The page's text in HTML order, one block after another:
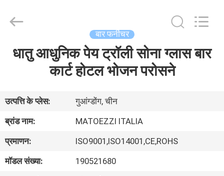
होम
वीडियो
वीआर
दिखाएँ
Furniture
Reserved.
बार फर्नीचर
धातु आधुनिक पेय ट्रॉली सोना ग्लास बार
कार्ट होटल भोजन परोसने
उत्पत्ति के प्लेस:
गुआंग्डोंग, चीन
ब्रांड नाम:
MATOEZZI ITALIA
प्रमाणन:
ISO9001,ISO14001,CE,ROHS
मॉडल संख्या:
190521680